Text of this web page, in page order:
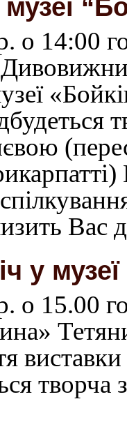
о 14:00
Вас
у
о 15.00
творча